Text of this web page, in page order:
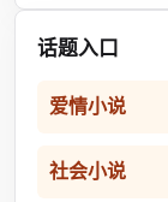
话题入口
爱情小说
社会小说